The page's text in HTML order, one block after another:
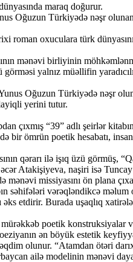
maraq doğurur.
Oğuzun Türkiyədə nəşr
roman oxuculara türk
mənəvi birliyinin
yalnız müəllifin
Oğuzun Türkiyədə nəşr
yerini tutur.
çıxmış “39” adlı şeirlər
bir ömrün poetik hesabatı,
qərarı ilə işıq üzü görmüş,
Atakişiyeva, naşiri isə
missiyasını ön plana
səhifələri vərəqləndikcə
etdirir. Burada uşaqlıq
poetik konstruksiyalar
ən böyük estetik
olunur. “Atamdan ötəri
ailə modelinin mənəvi